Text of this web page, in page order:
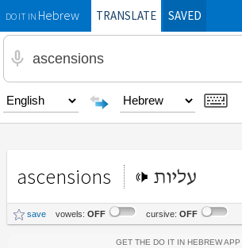
DO IT INHebrewTRANSLATE SAVED
ascensions עליות
save vowels: OFF cursive: OFF
Get the Do It In Hebrew App